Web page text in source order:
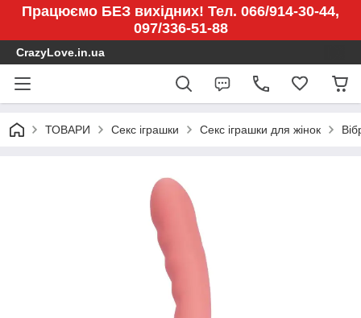
Працюємо БЕЗ вихідних! Тел. 066/914-30-44,
097/336-51-88
CrazyLove.in.ua
ТОВАРИ Секс іграшки Секс іграшки для жінок